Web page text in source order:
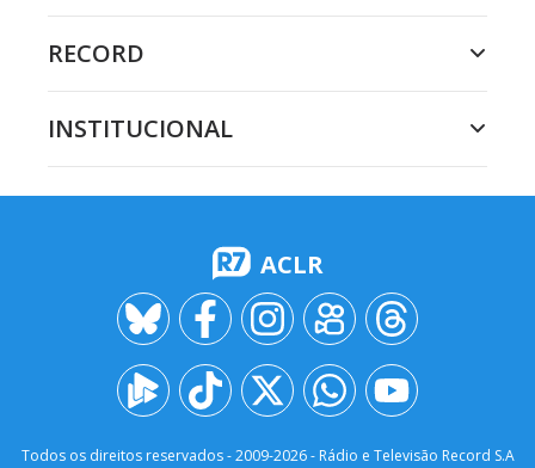
RECORD
INSTITUCIONAL
ACLR
Todos os direitos reservados - 2009-2026- Rádio e Televisão Record S.A